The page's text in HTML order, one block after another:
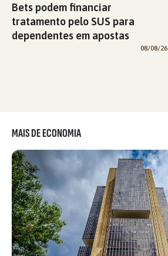
Bets podem financiar
tratamento pelo SUS para
dependentes em apostas
08/08/26
MAIS DE ECONOMIA